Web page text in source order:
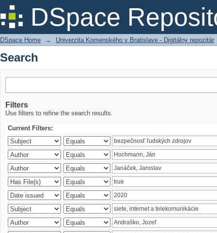
DSpace
Search
DSpace Home → Univerzita Komenského v Bratislave - Digitálny repozitár
Search
Filters
Use filters to refine the search results.
Current Filters: